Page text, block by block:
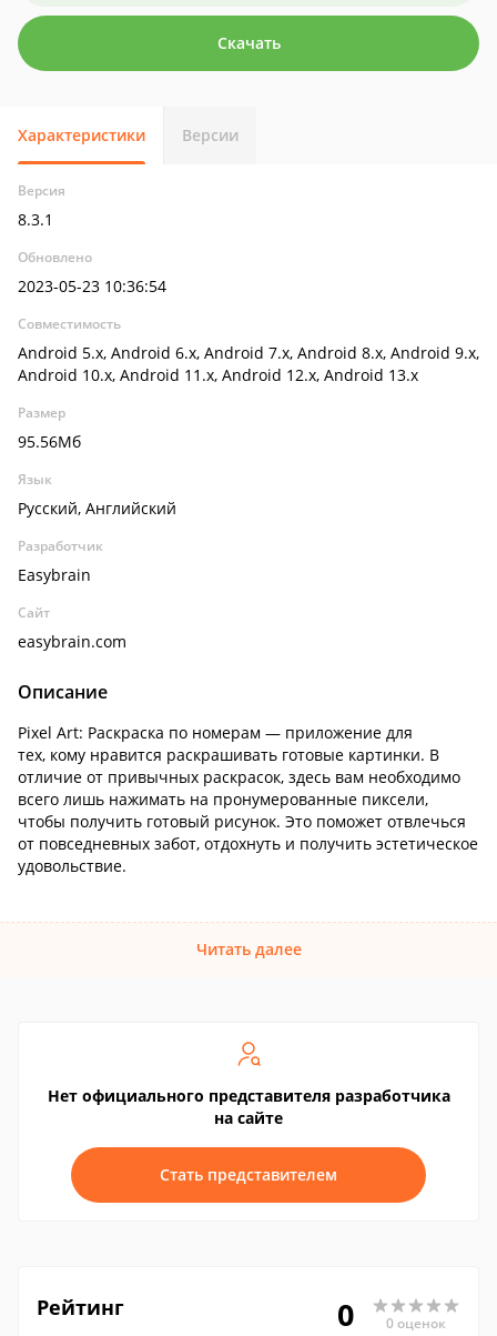
Скачать
Характеристики Версии
Версия
8.3.1
Обновлено
2023-05-23 10:36:54
Совместимость
Android 5.x, Android 6.x, Android 7.x, Android 8.x, Android 9.x,
Android 10.x, Android 11.x, Android 12.x, Android 13.x
Размер
95.56Мб
Язык
Русский, Английский
Разработчик
Easybrain
Сайт
easybrain.com
Описание
Pixel Art: Раскраска по номерам — приложение для
тех, кому нравится раскрашивать готовые картинки. В
отличие от привычных раскрасок, здесь вам необходимо
всего лишь нажимать на пронумерованные пиксели,
чтобы получить готовый рисунок. Это поможет отвлечься
от повседневных забот, отдохнуть и получить эстетическое
удовольствие.
Читать далее
Нет официального представителя разработчика
на сайте
Стать представителем
Рейтинг 0 0 оценок